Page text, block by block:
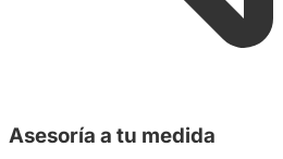
Asesoría a tu medida